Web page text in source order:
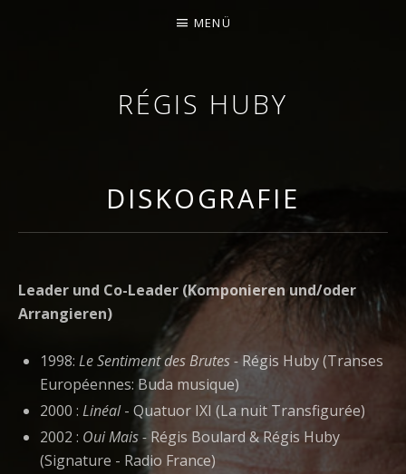
RÉGIS HUBY
MENÜ
DISKOGRAFIE
Leader und Co-Leader (Komponieren und/oder
Arrangieren)
1998: Le Sentiment des Brutes - Régis Huby (Transes
Européennes: Buda musique)
2000 : Linéal- Quatuor IXI (La nuit Transfigurée)
2002 : Oui Mais - Régis Boulard & Régis Huby
(Signature - Radio France)